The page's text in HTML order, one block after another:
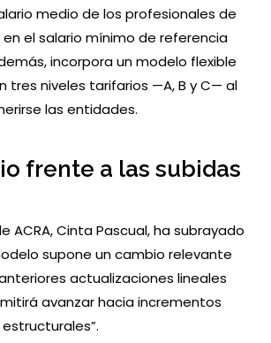
medio de los profesionales de
el salario mínimo de referencia
incorpora un modelo flexible
tres niveles tarifarios —A, B y C— al
las entidades.
frente a las subidas
ACRA,Cinta Pascual, ha subrayado
supone un cambio relevante
actualizaciones lineales
avanzar hacia incrementos